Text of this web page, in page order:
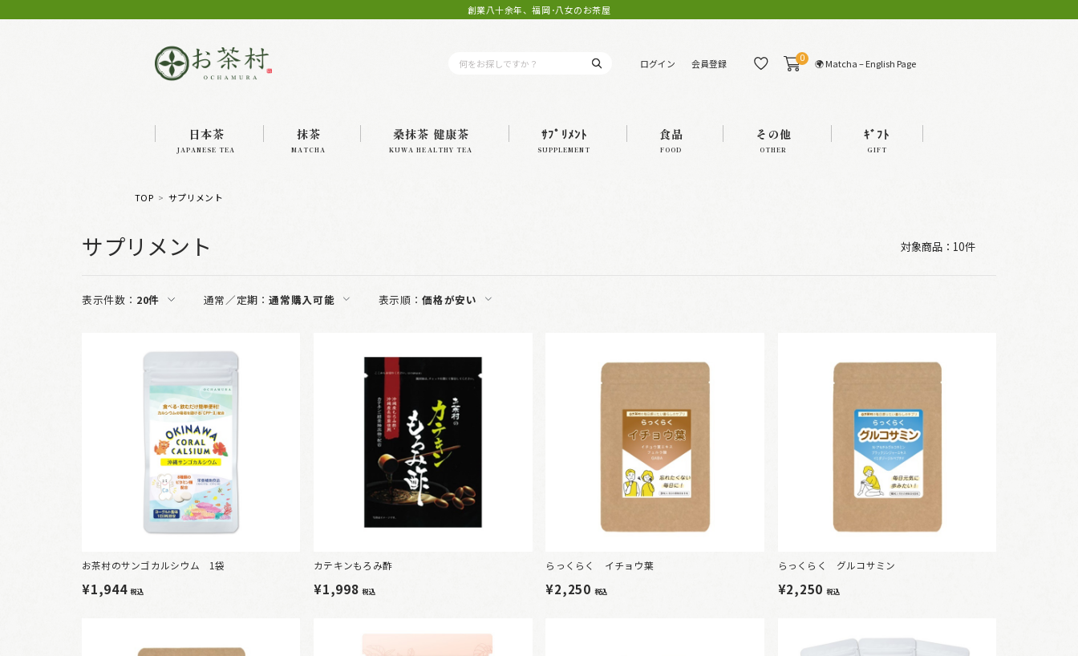
創業八十余年、福岡･八女のお茶屋
ログイン 会員登録 0 🌍 Matcha – English Page
日本茶
JAPANESE TEA
抹茶
MATCHA
桑抹茶 健康茶
KUWA HEALTHY TEA
ｻﾌﾟﾘﾒﾝﾄ
SUPPLEMENT
食品
FOOD
その他
OTHER
ｷﾞﾌﾄ
GIFT
TOP サプリメント
サプリメント 対象商品： 10件
表示件数： 20件 通常／定期：通常購入可能 表示順：価格が安い
お茶村のサンゴカルシウム 1袋
¥1,944税込
カテキンもろみ酢
¥1,998税込
らっくらく イチョウ葉
¥2,250 税込
らっくらく グルコサミン
¥2,250 税込